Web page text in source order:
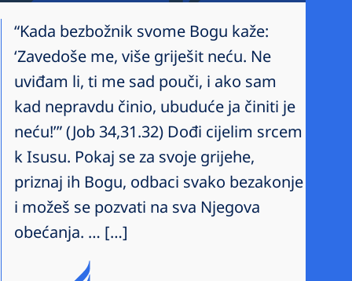
“Kada bezbožnik svome Bogu kaže:
‘Zavedoše me, više griješit neću. Ne
uviđam li, ti me sad pouči, i ako sam
kad nepravdu činio, ubuduće ja činiti je
neću!’” (Job 34,31.32) Dođi cijelim srcem
k Isusu. Pokaj se za svoje grijehe,
priznaj ih Bogu, odbaci svako bezakonje
i možeš se pozvati na sva Njegova
obećanja. … […]